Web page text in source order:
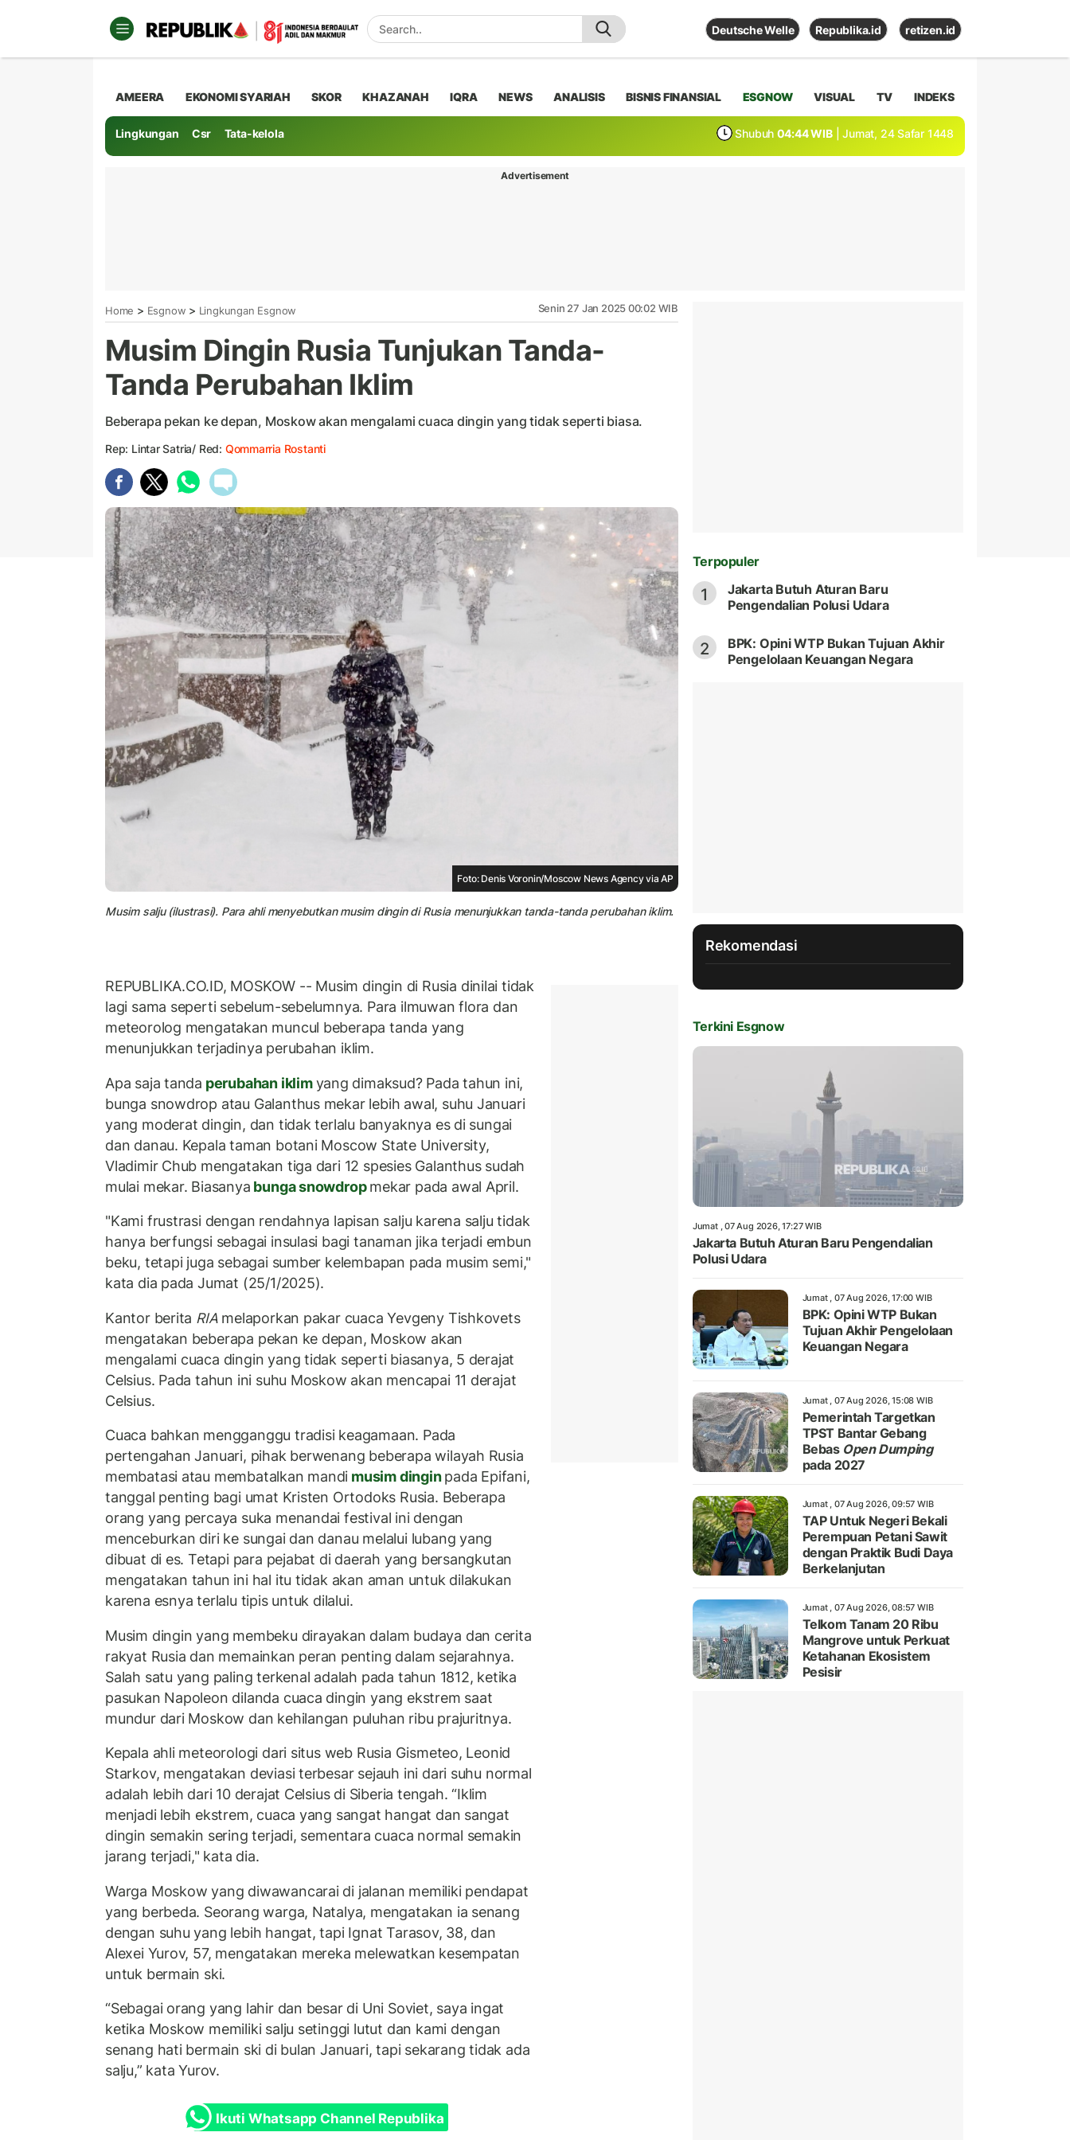
Deutsche Welle Republika.id retizen.id
AMEERA EKONOMI SYARIAH SKOR KHAZANAH IQRA NEWS ANALISIS BISNIS FINANSIAL ESGNOW VISUAL TV INDEKS
Lingkungan Csr Tata-kelola Shubuh 04:44 WIB | Jumat, 24 Safar 1448
Advertisement
Home > Esgnow > Lingkungan Esgnow Senin 27 Jan 2025 00:02 WIB
Musim Dingin Rusia Tunjukan Tanda-
Tanda Perubahan Iklim
Beberapa pekan ke depan, Moskow akan mengalami cuaca dingin yang tidak seperti biasa.
Rep: Lintar Satria/ Red: Qommarria Rostanti
Foto: Denis Voronin/Moscow News Agency via AP
Musim salju (ilustrasi). Para ahli menyebutkan musim dingin di Rusia menunjukkan tanda-tanda perubahan iklim.
REPUBLIKA.CO.ID, MOSKOW -- Musim dingin di Rusia dinilai tidak
lagi sama seperti sebelum-sebelumnya. Para ilmuwan flora dan
meteorolog mengatakan muncul beberapa tanda yang
menunjukkan terjadinya perubahan iklim.
Apa saja tanda perubahan iklimyang dimaksud? Pada tahun ini,
bunga snowdrop atau Galanthus mekar lebih awal, suhu Januari
yang moderat dingin, dan tidak terlalu banyaknya es di sungai
dan danau. Kepala taman botani Moscow State University,
Vladimir Chub mengatakan tiga dari 12 spesies Galanthus sudah
mulai mekar. Biasanya bunga snowdropmekar pada awal April.
"Kami frustrasi dengan rendahnya lapisan salju karena salju tidak
hanya berfungsi sebagai insulasi bagi tanaman jika terjadi embun
beku, tetapi juga sebagai sumber kelembapan pada musim semi,"
kata dia pada Jumat (25/1/2025).
Kantor berita RIAmelaporkan pakar cuaca Yevgeny Tishkovets
mengatakan beberapa pekan ke depan, Moskow akan
mengalami cuaca dingin yang tidak seperti biasanya, 5 derajat
Celsius. Pada tahun ini suhu Moskow akan mencapai 11 derajat
Celsius.
Cuaca bahkan mengganggu tradisi keagamaan. Pada
pertengahan Januari, pihak berwenang beberapa wilayah Rusia
membatasi atau membatalkan mandi musim dinginpada Epifani,
tanggal penting bagi umat Kristen Ortodoks Rusia. Beberapa
orang yang percaya suka menandai festival ini dengan
menceburkan diri ke sungai dan danau melalui lubang yang
dibuat di es. Tetapi para pejabat di daerah yang bersangkutan
mengatakan tahun ini hal itu tidak akan aman untuk dilakukan
karena esnya terlalu tipis untuk dilalui.
Musim dingin yang membeku dirayakan dalam budaya dan cerita
rakyat Rusia dan memainkan peran penting dalam sejarahnya.
Salah satu yang paling terkenal adalah pada tahun 1812, ketika
pasukan Napoleon dilanda cuaca dingin yang ekstrem saat
mundur dari Moskow dan kehilangan puluhan ribu prajuritnya.
Kepala ahli meteorologi dari situs web Rusia Gismeteo, Leonid
Starkov, mengatakan deviasi terbesar sejauh ini dari suhu normal
adalah lebih dari 10 derajat Celsius di Siberia tengah. “Iklim
menjadi lebih ekstrem, cuaca yang sangat hangat dan sangat
dingin semakin sering terjadi, sementara cuaca normal semakin
jarang terjadi," kata dia.
Warga Moskow yang diwawancarai di jalanan memiliki pendapat
yang berbeda. Seorang warga, Natalya, mengatakan ia senang
dengan suhu yang lebih hangat, tapi Ignat Tarasov, 38, dan
Alexei Yurov, 57, mengatakan mereka melewatkan kesempatan
untuk bermain ski.
“Sebagai orang yang lahir dan besar di Uni Soviet, saya ingat
ketika Moskow memiliki salju setinggi lutut dan kami dengan
senang hati bermain ski di bulan Januari, tapi sekarang tidak ada
salju,” kata Yurov.
Ikuti Whatsapp Channel Republika
Terpopuler
1
Jakarta Butuh Aturan Baru
Pengendalian Polusi Udara
2
BPK: Opini WTP Bukan Tujuan Akhir
Pengelolaan Keuangan Negara
Rekomendasi
Terkini Esgnow
Jumat , 07 Aug 2026, 17:27 WIB
Jakarta Butuh Aturan Baru Pengendalian
Polusi Udara
Jumat , 07 Aug 2026, 17:00 WIB
BPK: Opini WTP Bukan
Tujuan Akhir Pengelolaan
Keuangan Negara
Jumat , 07 Aug 2026, 15:08 WIB
Pemerintah Targetkan
TPST Bantar Gebang
Bebas Open Dumping
pada 2027
Jumat , 07 Aug 2026, 09:57 WIB
TAP Untuk Negeri Bekali
Perempuan Petani Sawit
dengan Praktik Budi Daya
Berkelanjutan
Jumat , 07 Aug 2026, 08:57 WIB
Telkom Tanam 20 Ribu
Mangrove untuk Perkuat
Ketahanan Ekosistem
Pesisir